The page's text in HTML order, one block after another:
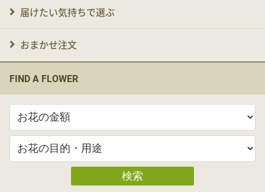
届けたい気持ちで選ぶ
おまかせ注文
FIND A FLOWER
検索